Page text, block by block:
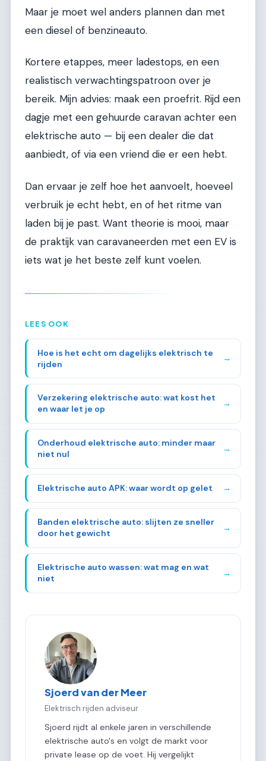
Maar je moet wel anders plannen dan met
een diesel of benzineauto.
Kortere etappes, meer ladestops, en een
realistisch verwachtingspatroon over je
bereik. Mijn advies: maak een proefrit. Rijd een
dagje met een gehuurde caravan achter een
elektrische auto — bij een dealer die dat
aanbiedt, of via een vriend die er een hebt.
Dan ervaar je zelf hoe het aanvoelt, hoeveel
verbruik je echt hebt, en of het ritme van
laden bij je past. Want theorie is mooi, maar
de praktijk van caravaneerden met een EV is
iets wat je het beste zelf kunt voelen.
LEES OOK
Hoe is het echt om dagelijks elektrisch te
rijden
→
Verzekering elektrische auto: wat kost het
en waar let je op
→
Onderhoud elektrische auto: minder maar
niet nul
→
Elektrische auto APK: waar wordt op gelet →
Banden elektrische auto: slijten ze sneller
door het gewicht
→
Elektrische auto wassen: wat mag en wat
niet
→
Sjoerd van der Meer
Elektrisch rijden adviseur
Sjoerd rijdt al enkele jaren in verschillende
elektrische auto's en volgt de markt voor
private lease op de voet. Hij vergelijkt